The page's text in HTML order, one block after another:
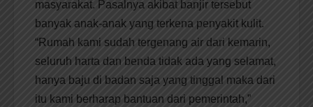
masyarakat. Pasalnya akibat banjir tersebut
banyak anak-anak yang terkena penyakit kulit.
“Rumah kami sudah tergenang air dari kemarin,
seluruh harta dan benda tidak ada yang selamat,
hanya baju di badan saja yang tinggal maka dari
itu kami berharap bantuan dari pemerintah,”